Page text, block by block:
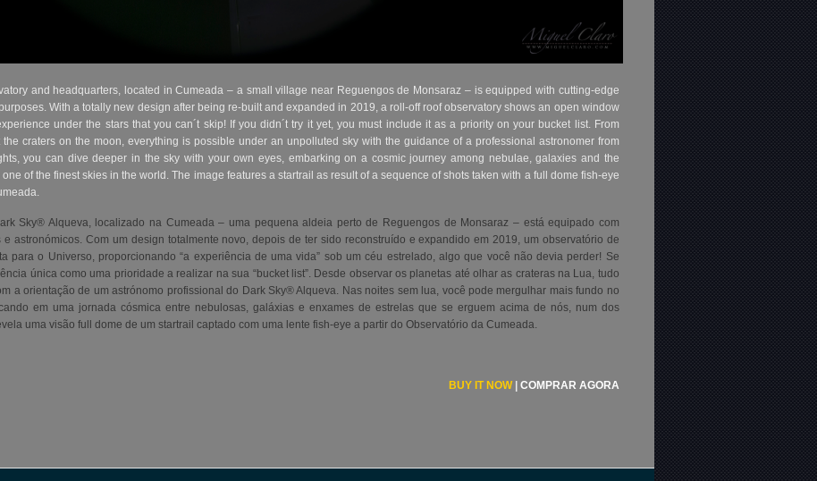
and headquarters, located in Cumeada – a small village near Reguengos de Monsaraz – is equipped with cutting-edge
With a totally new design after being re-built and expanded in 2019, a roll-off roof observatory shows an open window
under the stars that you can´t skip! If you didn´t try it yet, you must include it as a priority on your bucket list. From
craters on the moon, everything is possible under an unpolluted sky with the guidance of a professional astronomer from
you can dive deeper in the sky with your own eyes, embarking on a cosmic journey among nebulae, galaxies and the
of the finest skies in the world. The image features a startrail as result of a sequence of shots taken with a full dome fish-eye
Sky® Alqueva, localizado na Cumeada – uma pequena aldeia perto de Reguengos de Monsaraz – está equipado com
astronómicos. Com um design totalmente novo, depois de ter sido reconstruído e expandido em 2019, um observatório de
para o Universo, proporcionando “a experiência de uma vida” sob um céu estrelado, algo que você não devia perder! Se
única como uma prioridade a realizar na sua “bucket list”. Desde observar os planetas até olhar as crateras na Lua, tudo
a orientação de um astrónomo profissional do Dark Sky® Alqueva. Nas noites sem lua, você pode mergulhar mais fundo no
em uma jornada cósmica entre nebulosas, galáxias e enxames de estrelas que se erguem acima de nós, num dos
uma visão full dome de um startrail captado com uma lente fish-eye a partir do Observatório da Cumeada.
BUY IT NOW| COMPRAR AGORA